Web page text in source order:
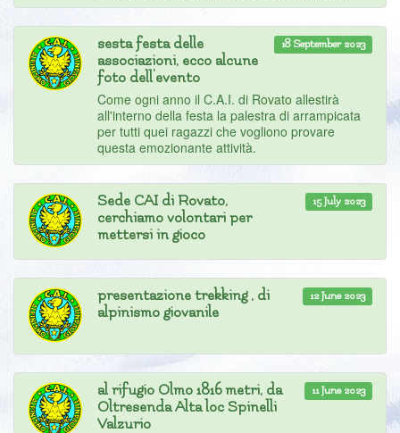
18 September 2023
sesta festa delle
associazioni, ecco alcune
foto dell'evento
Come ogni anno il C.A.I. di Rovato allestirà
all'interno della festa la palestra di arrampicata
per tutti quei ragazzi che vogliono provare
questa emozionante attività.
15 July 2023
Sede CAI di Rovato,
cerchiamo volontari per
mettersi in gioco
12 June 2023
presentazione trekking , di
alpinismo giovanile
11 June 2023
al rifugio Olmo 1816 metri, da
Oltresenda Alta loc Spinelli
Valzurio